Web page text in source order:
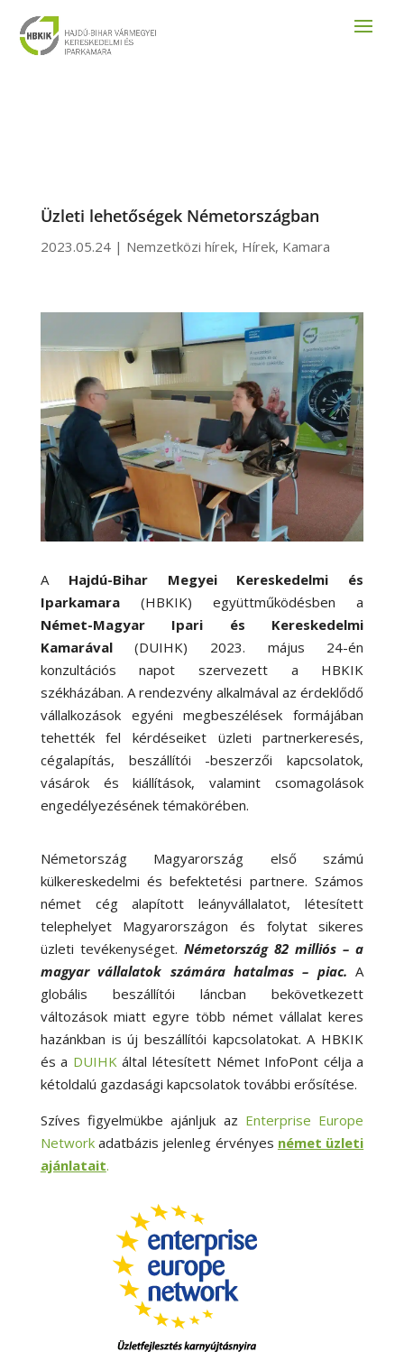
Üzleti lehetőségek Németországban
2023.05.24| Nemzetközi hírek, Hírek, Kamara
A Hajdú-Bihar Megyei Kereskedelmi és
Iparkamara(HBKIK) együttműködésben a
Német-Magyar Ipari és Kereskedelmi
Kamarával
(DUIHK) 2023. május 24-én
konzultációs napot szervezett a HBKIK
székházában. A rendezvény alkalmával az érdeklődő
vállalkozások egyéni megbeszélések formájában
tehették fel kérdéseiket üzleti partnerkeresés,
cégalapítás, beszállítói -beszerzői kapcsolatok,
vásárok és kiállítások, valamint csomagolások
engedélyezésének témakörében.
Németország Magyarország első számú
külkereskedelmi és befektetési partnere. Számos
német cég alapított leányvállalatot, létesített
telephelyet Magyarországon és folytat sikeres
üzleti tevékenységet. Németország 82 milliós – a
magyar vállalatok számára hatalmas – piac. A
globális beszállítói láncban bekövetkezett
változások miatt egyre több német vállalat keres
hazánkban is új beszállítói kapcsolatokat. A HBKIK
és a DUIHKáltal létesített Német InfoPont célja a
kétoldalú gazdasági kapcsolatok további erősítése.
Szíves figyelmükbe ajánljuk az Enterprise Europe
Networkadatbázis jelenleg érvényes német üzleti
ajánlatait.